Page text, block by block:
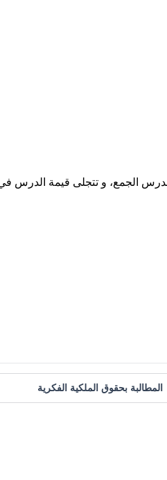
الجمع، و تتجلى قيمة الدرس في
المطالبة بحقوق الملكية الفكرية